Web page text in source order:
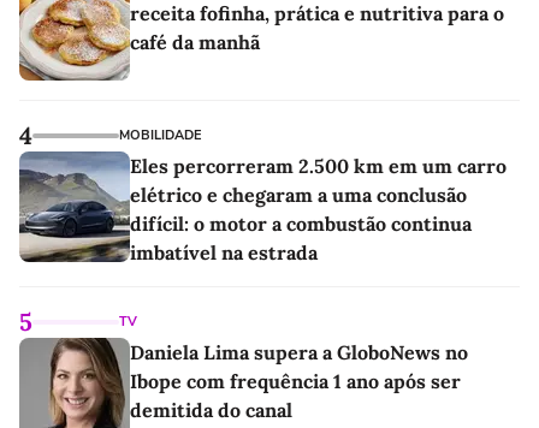
receita fofinha, prática e nutritiva para o
café da manhã
4 MOBILIDADE
Eles percorreram 2.500 km em um carro
elétrico e chegaram a uma conclusão
difícil: o motor a combustão continua
imbatível na estrada
5 TV
Daniela Lima supera a GloboNews no
Ibope com frequência 1 ano após ser
demitida do canal